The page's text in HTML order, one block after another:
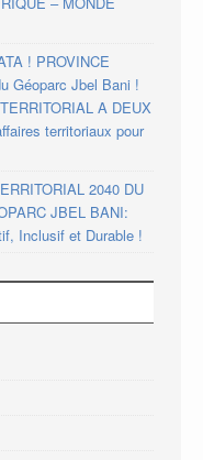
! PROVINCE
Géoparc Jbel Bani !
A DEUX
territoriaux pour
2040 DU
JBEL BANI:
Inclusif et Durable !